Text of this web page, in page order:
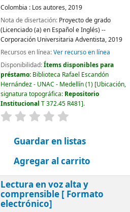
Colombia : Los autores,2019
Nota de disertación: Proyecto de grado
(Licenciado (a) en Español e Inglés) --
Corporación Universitaria Adventista, 2019
Recursos en línea:Ver recurso en línea
Disponibilidad:Ítems disponibles para
préstamo: Biblioteca Rafael Escandón
Hernández - UNAC - Medellín(1) Ubicación,
signatura topográfica: Repositorio
Institucional T 372.45 R481 .
valoración
Guardar en listas
Agregar al carrito
Lectura en voz alta y
comprensible [ Formato
electrónico]